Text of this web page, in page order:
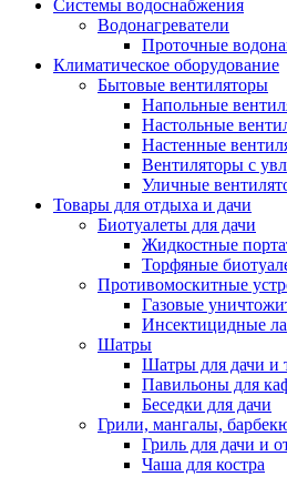
Системы водоснабжения
Водонагреватели
Проточные
Климатическое оборудование
Бытовые вентиляторы
Напольные
Настольные
Настенные
Вентиляторы с
Уличные
Товары для отдыха и дачи
Биотуалеты для дачи
Жидкостные
Торфяные
Противомоскитные
Газовые
Инсектицидные
Шатры
Шатры для дачи и
Павильоны для
Беседки для дачи
Грили, мангалы,
Гриль для дачи и
Чаша для костра